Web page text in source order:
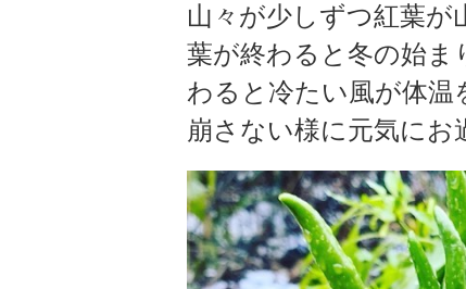
山々が少しずつ紅葉が
葉が終わると冬の始ま
わると冷たい風が体温
崩さない様に元気にお